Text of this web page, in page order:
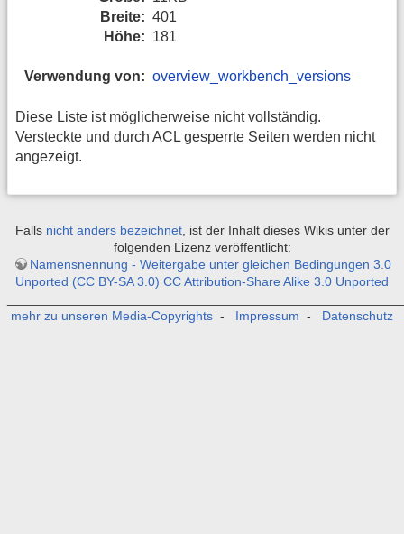
Breite: 401
Höhe: 181
Verwendung von: overview_workbench_versions
Diese Liste ist möglicherweise nicht vollständig.
Versteckte und durch ACL gesperrte Seiten werden nicht
angezeigt.
Falls nicht anders bezeichnet, ist der Inhalt dieses Wikis unter der
folgenden Lizenz veröffentlicht:
Namensnennung - Weitergabe unter gleichen Bedingungen 3.0
Unported (CC BY-SA 3.0) CC Attribution-Share Alike 3.0 Unported
mehr zu unseren Media-Copyrights - Impressum - Datenschutz